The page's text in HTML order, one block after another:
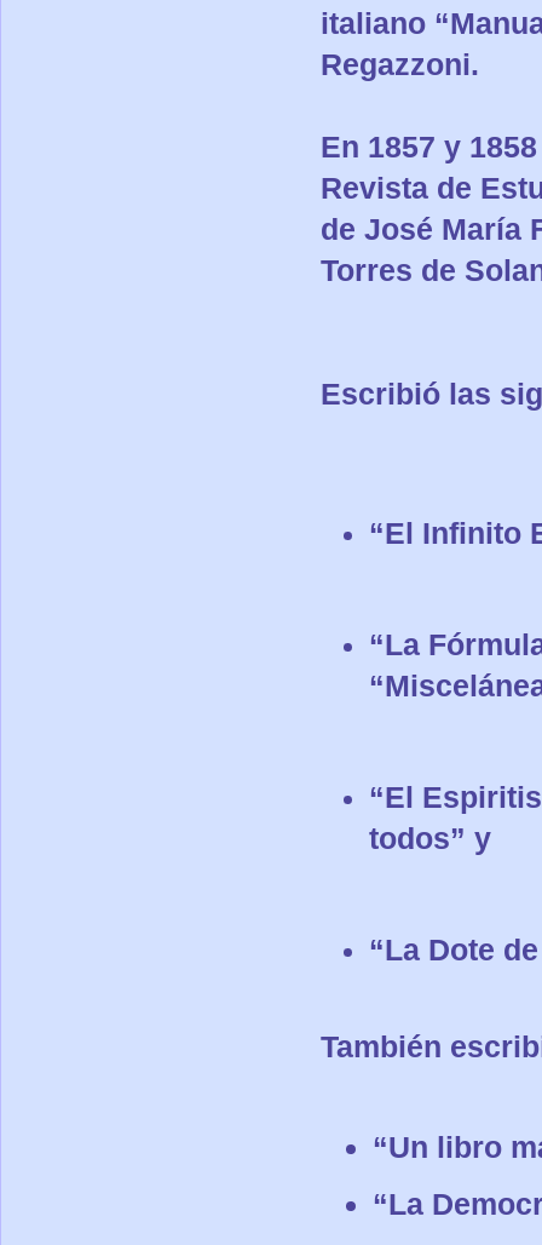
italiano
Regazzoni.
En 1857 y
Revista de
de José María
Torres de
Escribió las
“El Infinito
“La
“El
todos” y
“La Dote
También
“Un libro
“La